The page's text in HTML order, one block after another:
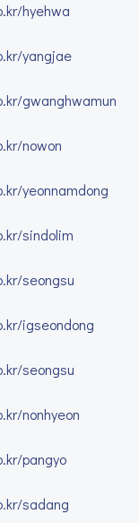
hyehwa
yangjae
gwanghwamun
nowon
yeonnamdong
sindolim
seongsu
igseondong
seongsu
nonhyeon
pangyo
sadang